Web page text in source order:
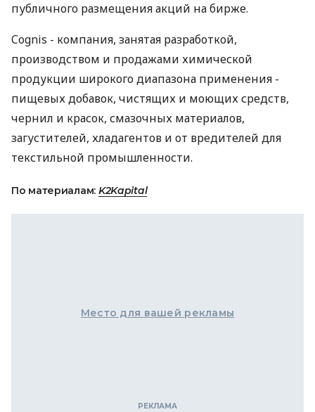
публичного размещения акций на бирже.
Cognis - компания, занятая разработкой,
производством и продажами химической
продукции широкого диапазона применения -
пищевых добавок, чистящих и моющих средств,
чернил и красок, смазочных материалов,
загустителей, хладагентов и от вредителей для
текстильной промышленности.
По материалам: K2Kapital
Место для вашей рекламы